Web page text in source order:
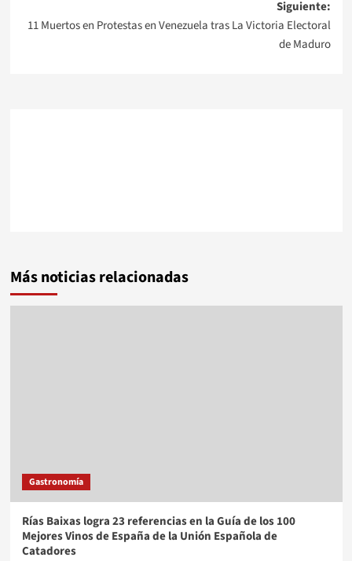
entradas
Siguiente:
11 Muertos en Protestas en Venezuela tras La Victoria Electoral
de Maduro
Más noticias relacionadas
Gastronomía
Rías Baixas logra 23 referencias en la Guía de los 100
Mejores Vinos de España de la Unión Española de
Catadores